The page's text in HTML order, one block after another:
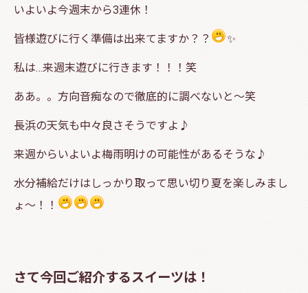
いよいよ今週末から3連休！
皆様遊びに行く準備は出来てますか？？ ✨
私は…来週末遊びに行きます！！！笑
ああ。。方向音痴なので徹底的に調べないと～笑
長浜の天気も中々良さそうですよ♪
来週からいよいよ梅雨明けの可能性があるそうな♪
水分補給だけはしっかり取って思い切り夏を楽しみまし
ょ～！！
さて今回ご紹介するスイーツは！